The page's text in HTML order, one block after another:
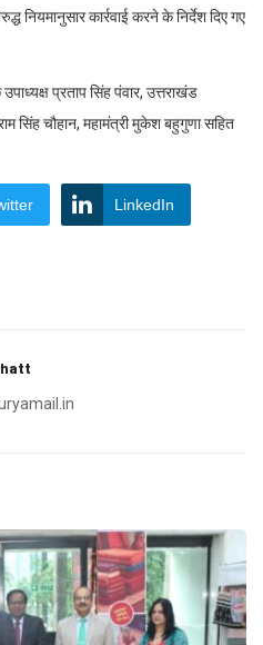
नियमानुसार कार्रवाई करने के निर्देश दिए गए
प्रताप सिंह पंवार, उत्तराखंड
सिंह चौहान, महामंत्री मुकेश बहुगुणा सहित
LinkedIn